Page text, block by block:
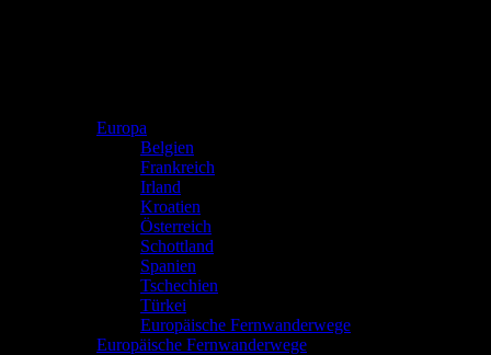
Europa
Belgien
Frankreich
Irland
Kroatien
Österreich
Schottland
Spanien
Tschechien
Türkei
Europäische Fernwanderwege
Europäische Fernwanderwege